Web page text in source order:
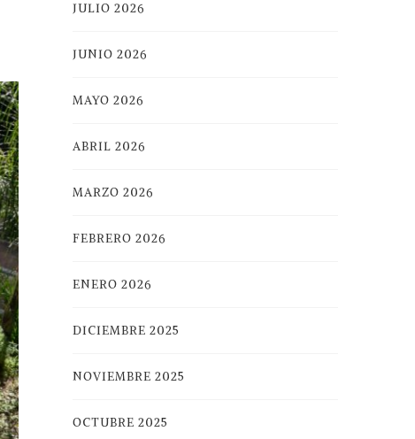
JULIO 2026
JUNIO 2026
MAYO 2026
ABRIL 2026
MARZO 2026
FEBRERO 2026
ENERO 2026
DICIEMBRE 2025
NOVIEMBRE 2025
OCTUBRE 2025